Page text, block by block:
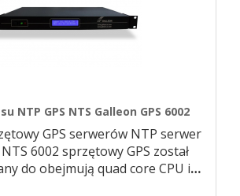
NTP GPS NTS Galleon GPS 6002
GPS serwerów NTP serwer
6002 sprzętowy GPS został
do obejmują quad core CPU i…